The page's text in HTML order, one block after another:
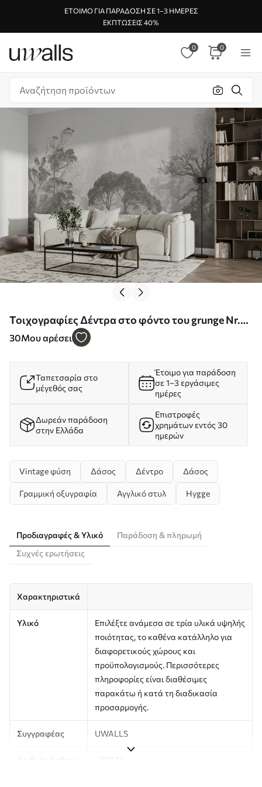
ΈΤΟΙΜΟ ΓΙΑ ΠΑΡΆΔΟΣΗ ΣΕ 1–3 ΗΜΈΡΕΣ
ΕΚΠΤΏΣΕΙΣ 40%
0 0
Τοιχογραφίες Δέντρα στο φόντο του grunge Nr.
u79824
30Μου αρέσει
Ταπετσαρία στο
μέγεθός σας
Έτοιμο για παράδοση
σε 1–3 εργάσιμες
ημέρες
Δωρεάν παράδοση
στην Ελλάδα
Επιστροφές
χρημάτων εντός 30
ημερών
Vintage φύση Δάσος Δέντρο Δάσος
Γραμμική οξυγραφία Αγγλικό στυλ Hygge
Προδιαγραφές & Υλικό
Παράδοση & πληρωμή
Συχνές ερωτήσεις
Χαρακτηριστικά
Υλικό
Επιλέξτε ανάμεσα σε τρία υλικά υψηλής
ποιότητας, το καθένα κατάλληλο για
διαφορετικούς χώρους και
προϋπολογισμούς. Περισσότερες
πληροφορίες είναι διαθέσιμες
παρακάτω ή κατά τη διαδικασία
προσαρμογής.
Συγγραφέας UWALLS
Αριθμός άρθρου